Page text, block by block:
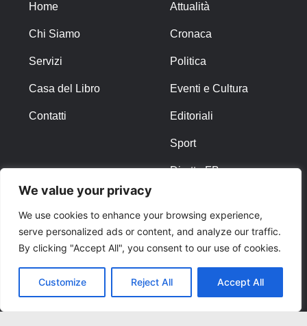
We value your privacy
We use cookies to enhance your browsing experience,
serve personalized ads or content, and analyze our traffic.
By clicking "Accept All", you consent to our use of cookies.
Customize Reject All Accept All
Home
Chi Siamo
Servizi
Casa del Libro
Contatti
Attualità
Cronaca
Politica
Eventi e Cultura
Editoriali
Sport
Diretta FB
ALTRO
Note Legali
Privacy Policy
Cookies